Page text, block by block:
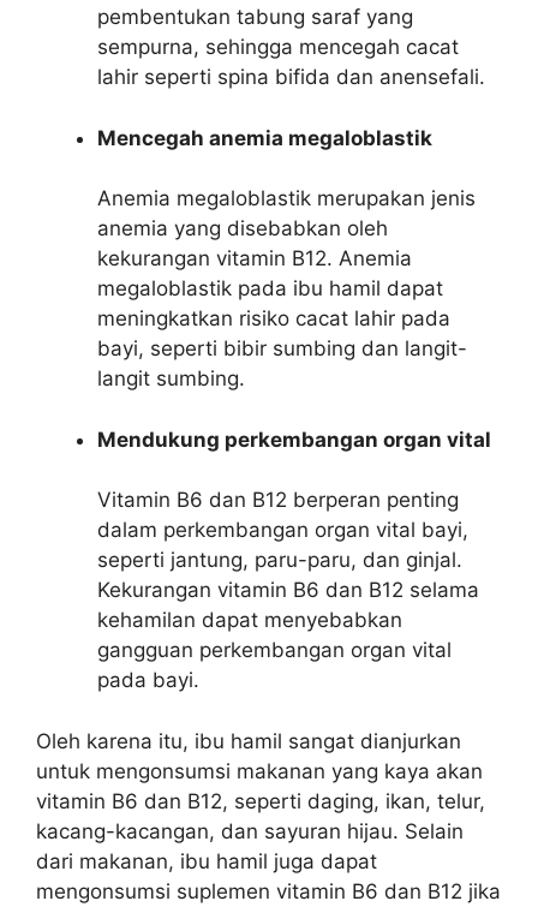
pembentukan tabung saraf yang
sempurna, sehingga mencegah cacat
lahir seperti spina bifida dan anensefali.
Mencegah anemia megaloblastik
Anemia megaloblastik merupakan jenis
anemia yang disebabkan oleh
kekurangan vitamin B12. Anemia
megaloblastik pada ibu hamil dapat
meningkatkan risiko cacat lahir pada
bayi, seperti bibir sumbing dan langit-
langit sumbing.
Mendukung perkembangan organ vital
Vitamin B6 dan B12 berperan penting
dalam perkembangan organ vital bayi,
seperti jantung, paru-paru, dan ginjal.
Kekurangan vitamin B6 dan B12 selama
kehamilan dapat menyebabkan
gangguan perkembangan organ vital
pada bayi.
Oleh karena itu, ibu hamil sangat dianjurkan
untuk mengonsumsi makanan yang kaya akan
vitamin B6 dan B12, seperti daging, ikan, telur,
kacang-kacangan, dan sayuran hijau. Selain
dari makanan, ibu hamil juga dapat
mengonsumsi suplemen vitamin B6 dan B12 jika